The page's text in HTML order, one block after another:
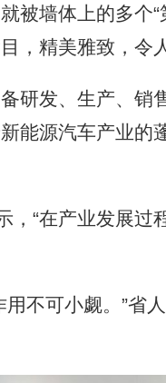
墙体上的多个“
，精美雅致，令
发、生产、销
能源汽车产业的
“在产业发展过
不可小觑。”省